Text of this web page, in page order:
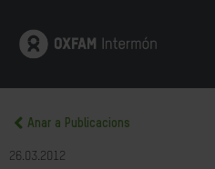
Anar a Publicacions
26.03.2012